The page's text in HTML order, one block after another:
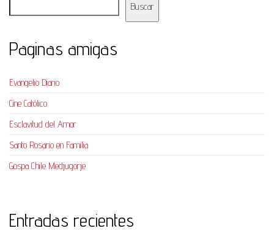
Buscar
Paginas amigas
Evangelio Diario
Cine Católico
Esclavitud del Amor
Santo Rosario en Familia
Gospa Chile Medjugorje
Entradas recientes